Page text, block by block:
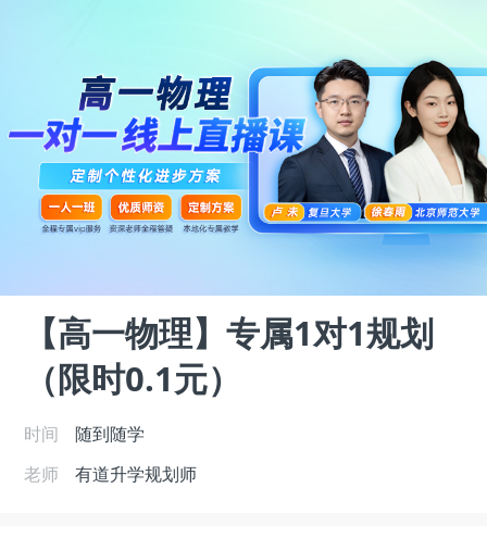
【高一物理】专属1对1规划
（限时0.1元）
时间
随到随学
老师
有道升学规划师